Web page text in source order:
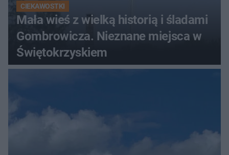
CIEKAWOSTKI
Mała wieś z wielką historią i śladami
Gombrowicza. Nieznane miejsca w
Świętokrzyskiem